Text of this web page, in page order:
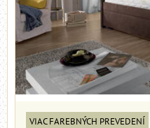
VIAC FAREBNÝCH PREVEDENÍ